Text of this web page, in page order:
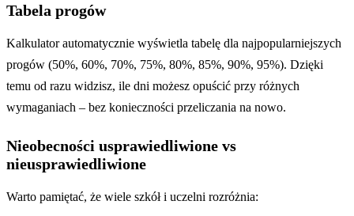
Tabela progów
Kalkulator automatycznie wyświetla tabelę dla najpopularniejszych
progów (50%, 60%, 70%, 75%, 80%, 85%, 90%, 95%). Dzięki
temu od razu widzisz, ile dni możesz opuścić przy różnych
wymaganiach – bez konieczności przeliczania na nowo.
Nieobecności usprawiedliwione vs
nieusprawiedliwione
Warto pamiętać, że wiele szkół i uczelni rozróżnia: